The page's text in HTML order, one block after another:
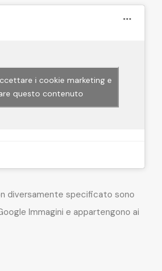
i cookie marketing e
questo contenuto
diversamente specificato sono
Immagini e appartengono ai